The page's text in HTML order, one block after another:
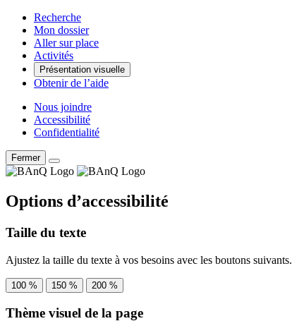
Recherche
Mon dossier
Aller sur place
Activités
Présentation visuelle
Obtenir de l’aide
Nous joindre
Accessibilité
Confidentialité
Fermer
Options d’accessibilité
Taille du texte
Ajustez la taille du texte à vos besoins avec les boutons suivants.
100 % 150 % 200 %
Thème visuel de la page